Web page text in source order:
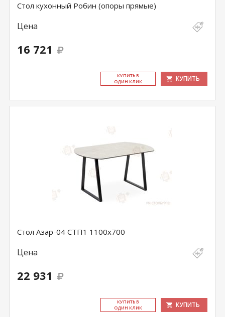
Стол кухонный Робин (опоры прямые)
Цена
16 721
КУ­ПИТЬ В
ОДИН КЛИК
КУПИТЬ
Стол Азар-04 СТП1 1100х700
Цена
22 931
КУ­ПИТЬ В
ОДИН КЛИК
КУПИТЬ